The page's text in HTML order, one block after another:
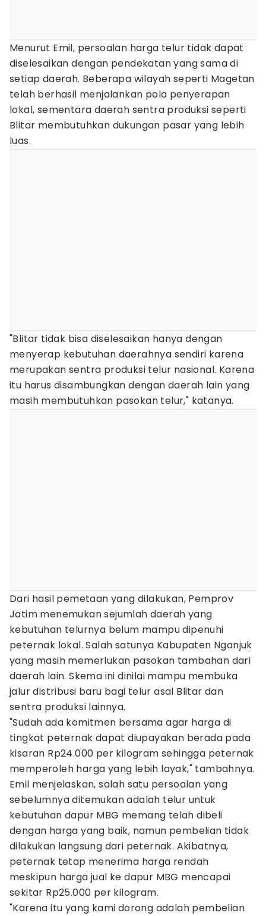
Menurut Emil, persoalan harga telur tidak dapat
diselesaikan dengan pendekatan yang sama di
setiap daerah. Beberapa wilayah seperti Magetan
telah berhasil menjalankan pola penyerapan
lokal, sementara daerah sentra produksi seperti
Blitar membutuhkan dukungan pasar yang lebih
luas.
"Blitar tidak bisa diselesaikan hanya dengan
menyerap kebutuhan daerahnya sendiri karena
merupakan sentra produksi telur nasional. Karena
itu harus disambungkan dengan daerah lain yang
masih membutuhkan pasokan telur," katanya.
Dari hasil pemetaan yang dilakukan, Pemprov
Jatim menemukan sejumlah daerah yang
kebutuhan telurnya belum mampu dipenuhi
peternak lokal. Salah satunya Kabupaten Nganjuk
yang masih memerlukan pasokan tambahan dari
daerah lain. Skema ini dinilai mampu membuka
jalur distribusi baru bagi telur asal Blitar dan
sentra produksi lainnya.
"Sudah ada komitmen bersama agar harga di
tingkat peternak dapat diupayakan berada pada
kisaran Rp24.000 per kilogram sehingga peternak
memperoleh harga yang lebih layak," tambahnya.
Emil menjelaskan, salah satu persoalan yang
sebelumnya ditemukan adalah telur untuk
kebutuhan dapur MBG memang telah dibeli
dengan harga yang baik, namun pembelian tidak
dilakukan langsung dari peternak. Akibatnya,
peternak tetap menerima harga rendah
meskipun harga jual ke dapur MBG mencapai
sekitar Rp25.000 per kilogram.
"Karena itu yang kami dorong adalah pembelian